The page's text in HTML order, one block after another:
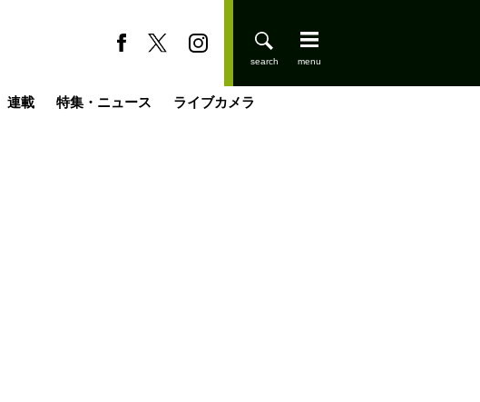
連載 特集・ニュース ライブカメラ